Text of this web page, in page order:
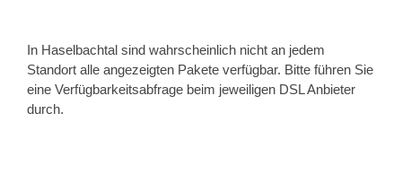
In Haselbachtal sind wahrscheinlich nicht an jedem
Standort alle angezeigten Pakete verfügbar. Bitte führen Sie
eine Verfügbarkeitsabfrage beim jeweiligen DSL Anbieter
durch.